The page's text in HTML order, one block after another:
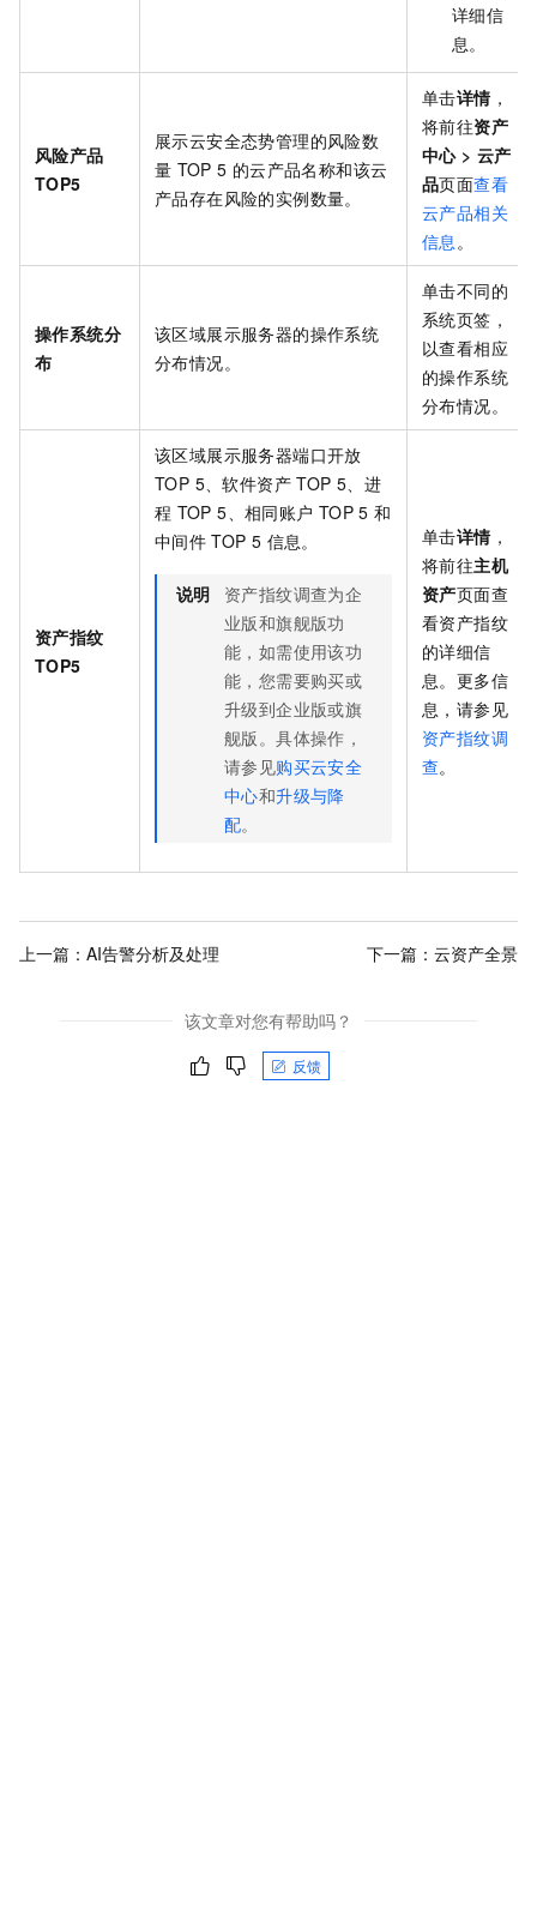
详细信
息。
风险产品
TOP5
展示云安全态势管理的风险数
量 TOP 5 的云产品名称和该云
产品存在风险的实例数量。
单击详情，
将前往资产
中心>云产
品页面查看
云产品相关
信息。
操作系统分
布
该区域展示服务器的操作系统
分布情况。
单击不同的
系统页签，
以查看相应
的操作系统
分布情况。
资产指纹
TOP5
该区域展示服务器端口开放
TOP 5、软件资产 TOP 5、进
程 TOP 5、相同账户 TOP 5 和
中间件 TOP 5 信息。
说明
资产指纹调查为企
业版和旗舰版功
能，如需使用该功
能，您需要购买或
升级到企业版或旗
舰版。具体操作，
请参见购买云安全
中心和升级与降
配。
单击详情，
将前往主机
资产页面查
看资产指纹
的详细信
息。更多信
息，请参见
资产指纹调
查。
上一篇： AI告警分析及处理 下一篇： 云资产全景
该文章对您有帮助吗？
反馈